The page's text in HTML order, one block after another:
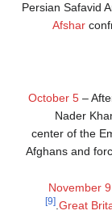
Persian Safavid
Afshar
October 5–
Nader
center of the
Afghans and
November 9
Great
.
[9]